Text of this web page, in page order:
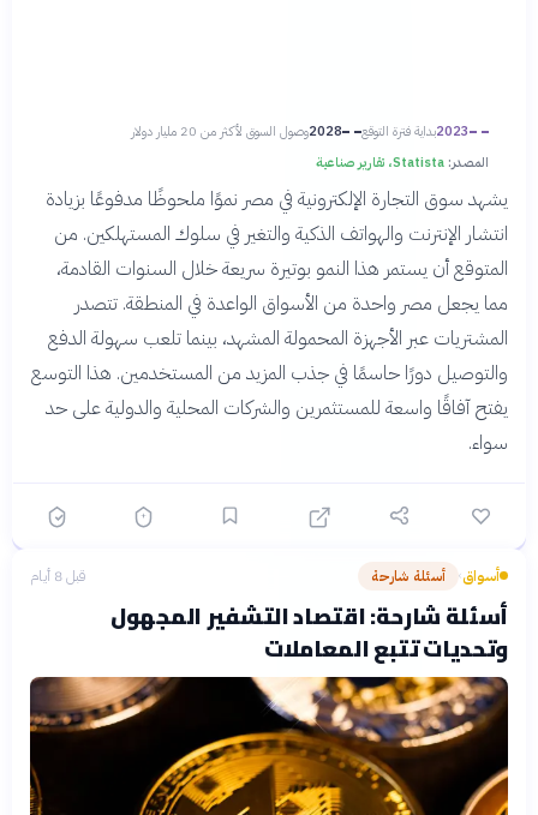
2023بداية فترة التوقع 2028وصول السوق لأكثر من 20 مليار دولار
المصدر: Statista، تقارير صناعية
يشهد سوق التجارة الإلكترونية في مصر نموًا ملحوظًا مدفوعًا بزيادة
انتشار الإنترنت والهواتف الذكية والتغير في سلوك المستهلكين. من
المتوقع أن يستمر هذا النمو بوتيرة سريعة خلال السنوات القادمة،
مما يجعل مصر واحدة من الأسواق الواعدة في المنطقة. تتصدر
المشتريات عبر الأجهزة المحمولة المشهد، بينما تلعب سهولة الدفع
والتوصيل دورًا حاسمًا في جذب المزيد من المستخدمين. هذا التوسع
يفتح آفاقًا واسعة للمستثمرين والشركات المحلية والدولية على حد
سواء.
أسواق› أسئلة شارحة قبل 8 أيام
أسئلة شارحة: اقتصاد التشفير المجهول
وتحديات تتبع المعاملات